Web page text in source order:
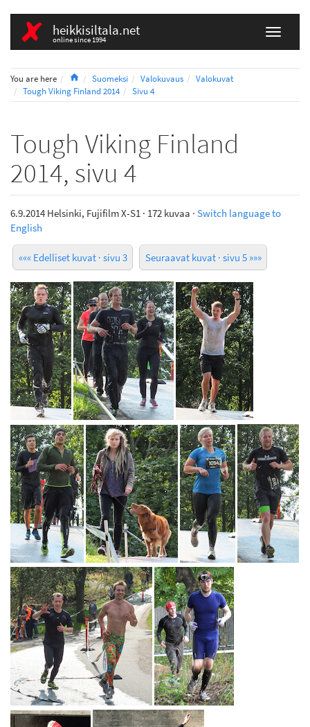
heikkisiltala.net
online since 1994
You are here HomeSuomeksi Valokuvaus
Valokuvat
Tough Viking Finland 2014
Sivu 4
Tough Viking Finland
2014, sivu 4
6.9.2014 Helsinki, Fujifilm X-S1 · 172 kuvaa · Switch language to
English
««« Edelliset kuvat · sivu 3 Seuraavat kuvat · sivu 5 »»»